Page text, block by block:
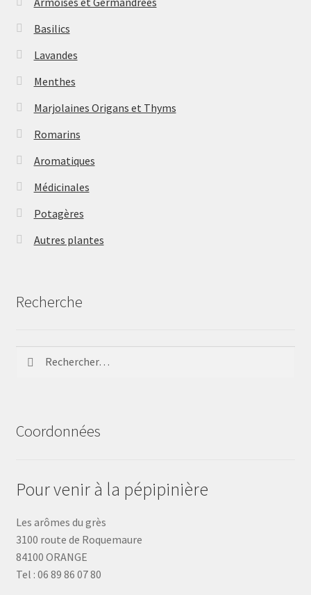
Basilics
Lavandes
Menthes
Marjolaines Origans et Thyms
Romarins
Aromatiques
Médicinales
Potagères
Autres plantes
Recherche
Coordonnées
Pour venir à la pépipinière
Les arômes du grès
3100 route de Roquemaure
84100 ORANGE
Tel : 06 89 86 07 80